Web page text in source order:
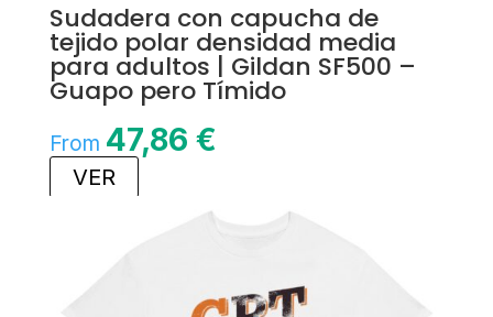
Sudadera con capucha de
tejido polar densidad media
para adultos | Gildan SF500 –
Guapo pero Tímido
From 47,86 €
VER